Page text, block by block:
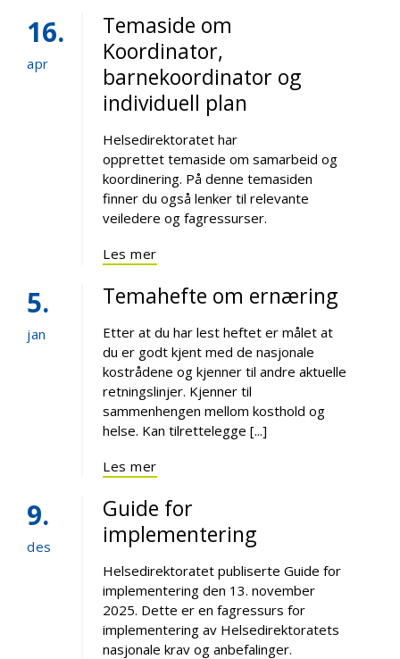
16
apr
Temaside om
Koordinator,
barnekoordinator og
individuell plan
Helsedirektoratet har
opprettet temaside om samarbeid og
koordinering. På denne temasiden
finner du også lenker til relevante
veiledere og fagressurser.
Les mer
5
jan
Temahefte om ernæring
Etter at du har lest heftet er målet at
du er godt kjent med de nasjonale
kostrådene og kjenner til andre aktuelle
retningslinjer. Kjenner til
sammenhengen mellom kosthold og
helse. Kan tilrettelegge [...]
Les mer
9
des
Guide for
implementering
Helsedirektoratet publiserte Guide for
implementering den 13. november
2025. Dette er en fagressurs for
implementering av Helsedirektoratets
nasjonale krav og anbefalinger.